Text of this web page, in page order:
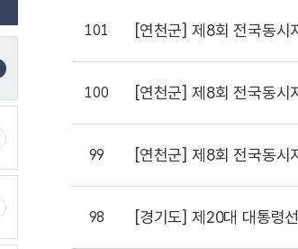
101 [연천군] 제8회 전국동시
100 [연천군] 제8회 전국동시
99 [연천군] 제8회 전국동시
98 [경기도] 제20대 대통령